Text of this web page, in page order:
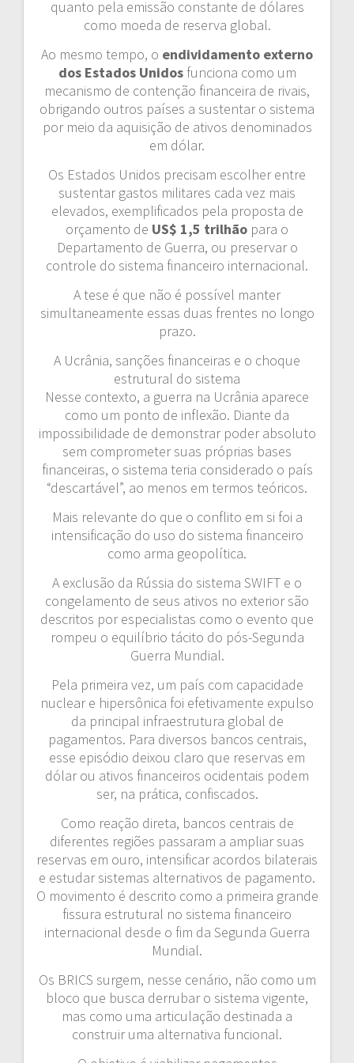
quanto pela emissão constante de dólares
como moeda de reserva global.
Ao mesmo tempo, o endividamento externo
dos Estados Unidosfunciona como um
mecanismo de contenção financeira de rivais,
obrigando outros países a sustentar o sistema
por meio da aquisição de ativos denominados
em dólar.
Os Estados Unidos precisam escolher entre
sustentar gastos militares cada vez mais
elevados, exemplificados pela proposta de
orçamento de US$ 1,5 trilhão para o
Departamento de Guerra, ou preservar o
controle do sistema financeiro internacional.
A tese é que não é possível manter
simultaneamente essas duas frentes no longo
prazo.
A Ucrânia, sanções financeiras e o choque
estrutural do sistema
Nesse contexto, a guerra na Ucrânia aparece
como um ponto de inflexão. Diante da
impossibilidade de demonstrar poder absoluto
sem comprometer suas próprias bases
financeiras, o sistema teria considerado o país
“descartável”, ao menos em termos teóricos.
Mais relevante do que o conflito em si foi a
intensificação do uso do sistema financeiro
como arma geopolítica.
A exclusão da Rússia do sistema SWIFT e o
congelamento de seus ativos no exterior são
descritos por especialistas como o evento que
rompeu o equilíbrio tácito do pós-Segunda
Guerra Mundial.
Pela primeira vez, um país com capacidade
nuclear e hipersônica foi efetivamente expulso
da principal infraestrutura global de
pagamentos. Para diversos bancos centrais,
esse episódio deixou claro que reservas em
dólar ou ativos financeiros ocidentais podem
ser, na prática, confiscados.
Como reação direta, bancos centrais de
diferentes regiões passaram a ampliar suas
reservas em ouro, intensificar acordos bilaterais
e estudar sistemas alternativos de pagamento.
O movimento é descrito como a primeira grande
fissura estrutural no sistema financeiro
internacional desde o fim da Segunda Guerra
Mundial.
Os BRICS surgem, nesse cenário, não como um
bloco que busca derrubar o sistema vigente,
mas como uma articulação destinada a
construir uma alternativa funcional.